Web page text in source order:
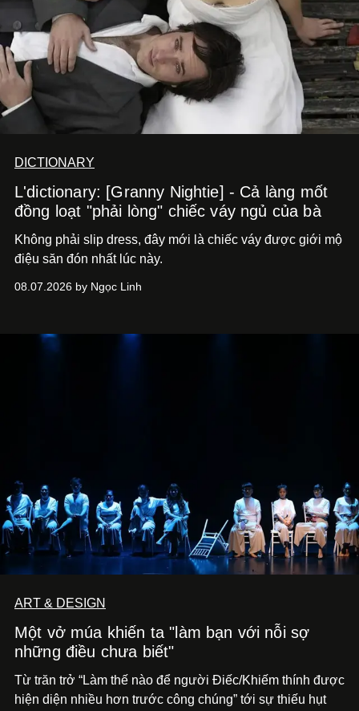
DICTIONARY
L'dictionary: [Granny Nightie] - Cả làng mốt
đồng loạt "phải lòng" chiếc váy ngủ của bà
Không phải slip dress, đây mới là chiếc váy được giới mộ
điệu săn đón nhất lúc này.
08.07.2026 by Ngọc Linh
ART & DESIGN
Một vở múa khiến ta "làm bạn với nỗi sợ
những điều chưa biết"
Từ trăn trở “Làm thế nào để người Điếc/Khiếm thính được
hiện diện nhiều hơn trước công chúng” tới sự thiếu hụt